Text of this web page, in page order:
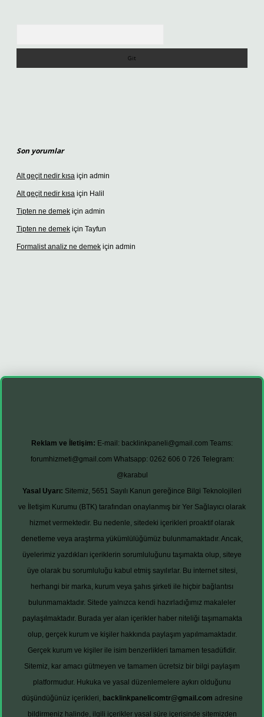
Son yorumlar
Alt geçit nedir kısa için admin
Alt geçit nedir kısa için Halil
Tipten ne demek için admin
Tipten ne demek için Tayfun
Formalist analiz ne demek için admin
giriş adresivdcasino girişbetexper giriş
Reklam ve İletişim: E-mail: backlinkpaneli@gmail.com Teams:
forumhizmeti@gmail.com Whatsapp: 0262 606 0 726 Telegram:
@karabul
Yasal Uyarı: Sitemiz, 5651 Sayılı Kanun gereğince Bilgi Teknolojileri
ve İletişim Kurumu (BTK) tarafından onaylanmış bir Yer Sağlayıcı olarak
hizmet vermektedir. Bu nedenle, sitedeki içerikleri proaktif olarak
denetleme veya araştırma yükümlülüğümüz bulunmamaktadır. Ancak,
üyelerimiz yazdıkları içeriklerin sorumluluğunu taşımakta olup, siteye
üye olarak bu sorumluluğu kabul etmiş sayılırlar. Bu internet sitesi,
herhangi bir marka, kurum veya şahıs şirketi ile hiçbir bağlantısı
bulunmamaktadır. Sitede yalnızca kendi hazırladığımız makaleler
paylaşılmaktadır. Burada yer alan içerikler haber niteliği taşımamakta
olup, gerçek kurum ve kişiler hakkında paylaşım yapılmamaktadır.
Gerçek kurum ve kişiler ile isim benzerlikleri tamamen tesadüfidir.
Sitemiz, kar amacı gütmeyen ve tamamen ücretsiz bir bilgi paylaşım
platformudur. Hukuka ve yasal düzenlemelere aykırı olduğunu
düşündüğünüz içerikleri, backlinkpanelicomtr@gmail.com adresine
bildirmeniz halinde, ilgili içerikler yasal süre içerisinde sitemizden